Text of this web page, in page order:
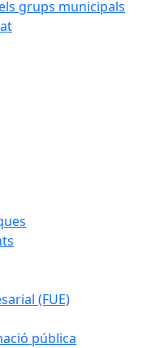
grups municipals
(FUE)
pública